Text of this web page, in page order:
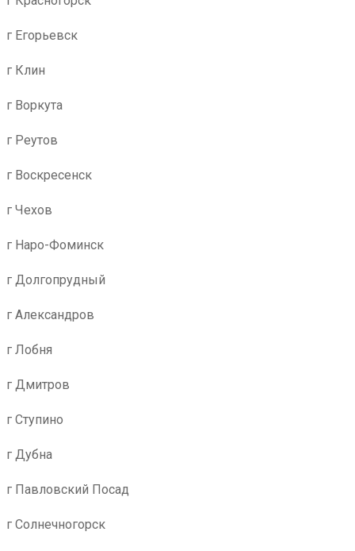
г Егорьевск
г Клин
г Воркута
г Реутов
г Воскресенск
г Чехов
г Наро-Фоминск
г Долгопрудный
г Александров
г Лобня
г Дмитров
г Ступино
г Дубна
г Павловский Посад
г Солнечногорск